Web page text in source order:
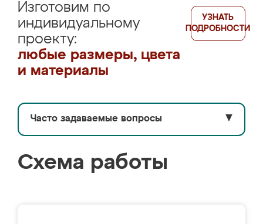
Изготовим по
индивидуальному
проекту:
любые размеры, цвета
и материалы
УЗНАТЬ
ПОДРОБНОСТИ
Часто задаваемые вопросы ▼
Схема работы